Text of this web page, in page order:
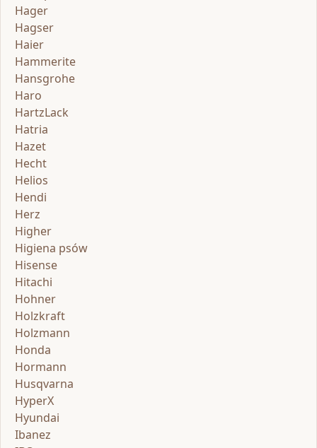
Hager
Hagser
Haier
Hammerite
Hansgrohe
Haro
HartzLack
Hatria
Hazet
Hecht
Helios
Hendi
Herz
Higher
Higiena psów
Hisense
Hitachi
Hohner
Holzkraft
Holzmann
Honda
Hormann
Husqvarna
HyperX
Hyundai
Ibanez